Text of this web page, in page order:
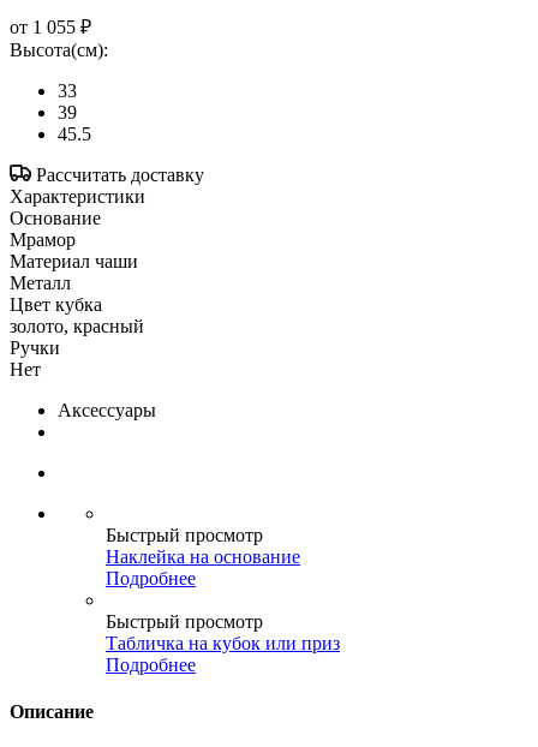
от 1 055 ₽
Высота(см):
33
39
45.5
Рассчитать доставку
Характеристики
Основание
Мрамор
Материал чаши
Металл
Цвет кубка
золото, красный
Ручки
Нет
Аксессуары
Быстрый просмотр
Наклейка на основание
Подробнее
Быстрый просмотр
Табличка на кубок или приз
Подробнее
Описание